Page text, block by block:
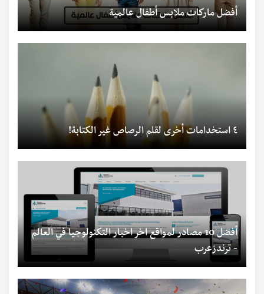
أفضل ماركات ملابس أطفال عالمية
٤ استخدامات أخرى لقلم الرصاص غير الكتابة!
أفضل 10 مصادر لمواقع اخر اخبار التكنولوجيا في العالم
- ترندزعرب